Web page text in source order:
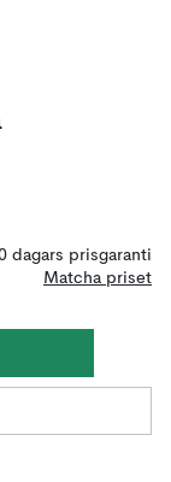
dagars prisgaranti
Matcha priset